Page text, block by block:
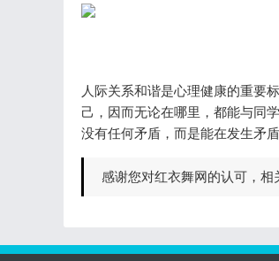
人际关系和谐是心理健康的重要
己，因而无论在哪里，都能与同
没有任何矛盾，而是能在发生矛
感谢您对红衣舞网的认可，相